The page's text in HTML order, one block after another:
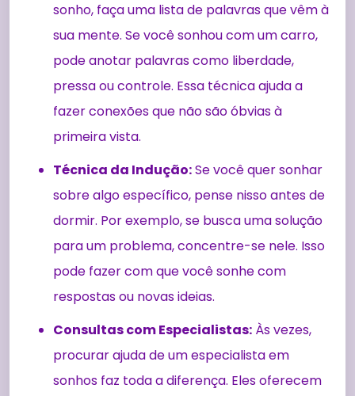
sonho, faça uma lista de palavras que vêm à
sua mente. Se você sonhou com um carro,
pode anotar palavras como liberdade,
pressa ou controle. Essa técnica ajuda a
fazer conexões que não são óbvias à
primeira vista.
Técnica da Indução:Se você quer sonhar
sobre algo específico, pense nisso antes de
dormir. Por exemplo, se busca uma solução
para um problema, concentre-se nele. Isso
pode fazer com que você sonhe com
respostas ou novas ideias.
Consultas com Especialistas: Às vezes,
procurar ajuda de um especialista em
sonhos faz toda a diferença. Eles oferecem